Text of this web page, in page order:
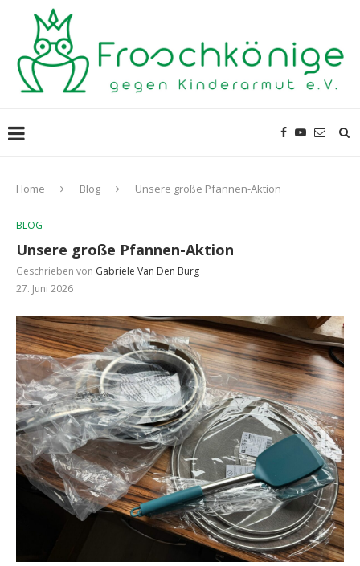
Home Blog Unsere große Pfannen-Aktion
BLOG
Unsere große Pfannen-Aktion
Geschrieben von Gabriele Van Den Burg
27. Juni 2026